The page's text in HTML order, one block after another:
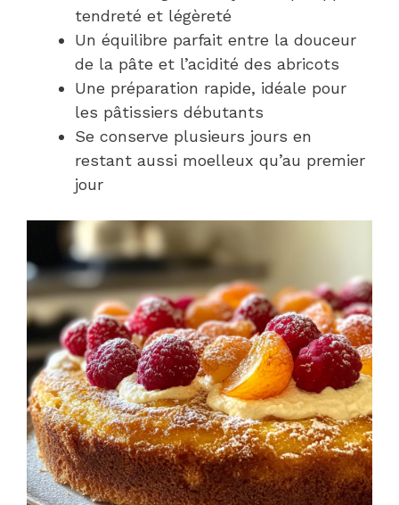
tendreté et légèreté
Un équilibre parfait entre la douceur
de la pâte et l’acidité des abricots
Une préparation rapide, idéale pour
les pâtissiers débutants
Se conserve plusieurs jours en
restant aussi moelleux qu’au premier
jour